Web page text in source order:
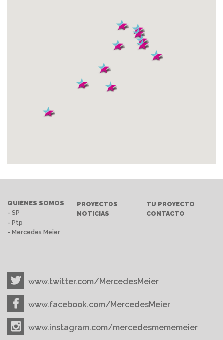
QUIÉNES SOMOS
- SP
- Ptp
- Mercedes Meier
PROYECTOS
NOTICIAS
TU PROYECTO
CONTACTO
www.twitter.com/MercedesMeier
www.facebook.com/MercedesMeier
www.instagram.com/mercedesmememeier